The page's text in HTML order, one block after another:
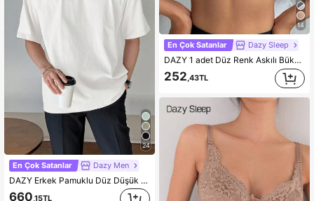
24
En Çok Satanlar Dazy Men
DAZY Erkek Pamuklu Düz Düşük Omuzlu Sade Tişört, Yazlık
660 ,15TL
14
En Çok Satanlar Dazy Sleep
DAZY 1 adet Düz Renk Askılı Bükümlü Önü Toparlayan Yoga Spor Sütyeni Kadın İç Giyim
252,43TL